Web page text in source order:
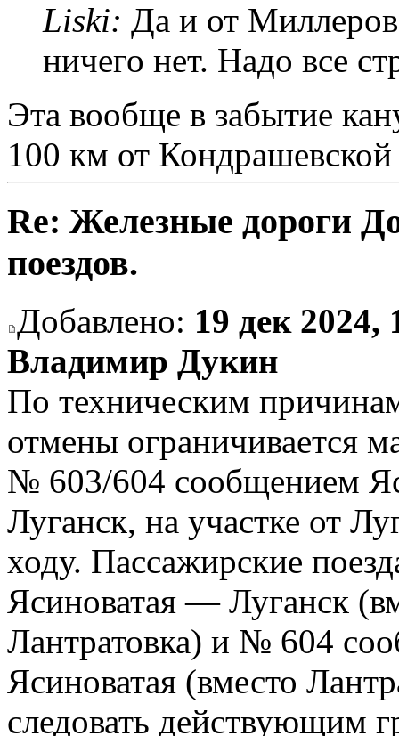
Liski: Да и от
ничего нет. Надо все
Эта вообще в забытие
100 км от
Re: Железные дороги
поездов.
Добавлено: 19 дек 2024,
Владимир Дукин
По техническим
отмены ограничивается
№ 603/604 сообщением
Луганск, на участке от
ходу. Пассажирские
Ясиноватая — Луганск
Лантратовка) и № 604
Ясиноватая (вместо
следовать действующим